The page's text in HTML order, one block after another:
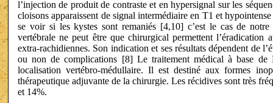
l’injection de produit de contraste et en hypersignal sur les
cloisons apparaissent de signal intermédiaire en T1 et
se voir si les kystes sont remaniés [4,10] c’est le cas de
vertébrale ne peut être que chirurgical permettent l’éradication
extra-rachidiennes. Son indication et ses résultats dépendent de
ou non de complications [8] Le traitement médical à base de
localisation vertébro-médullaire. Il est destiné aux formes
thérapeutique adjuvante de la chirurgie. Les récidives sont très
et 14%.